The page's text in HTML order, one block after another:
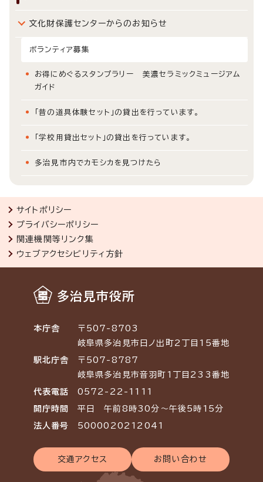
文化財保護センターからのお知らせ
ボランティア募集
お得にめぐるスタンプラリー 美濃セラミックミュージアム
ガイド
「昔の道具体験セット」の貸出を行っています。
「学校用貸出セット」の貸出を行っています。
多治見市内でカモシカを見つけたら
サイトポリシー
プライバシーポリシー
関連機関等リンク集
ウェブアクセシビリティ方針
多治見市役所
本庁舎
〒507-8703
岐阜県多治見市日ノ出町2丁目15番地
駅北庁舎
〒507-8787
岐阜県多治見市音羽町1丁目233番地
代表電話 0572-22-1111
開庁時間 平日 午前8時30分～午後5時15分
法人番号 5000020212041
交通アクセス お問い合わせ